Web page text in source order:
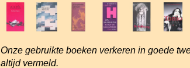
Onze gebruikte boeken verkeren in goede
altijd vermeld.